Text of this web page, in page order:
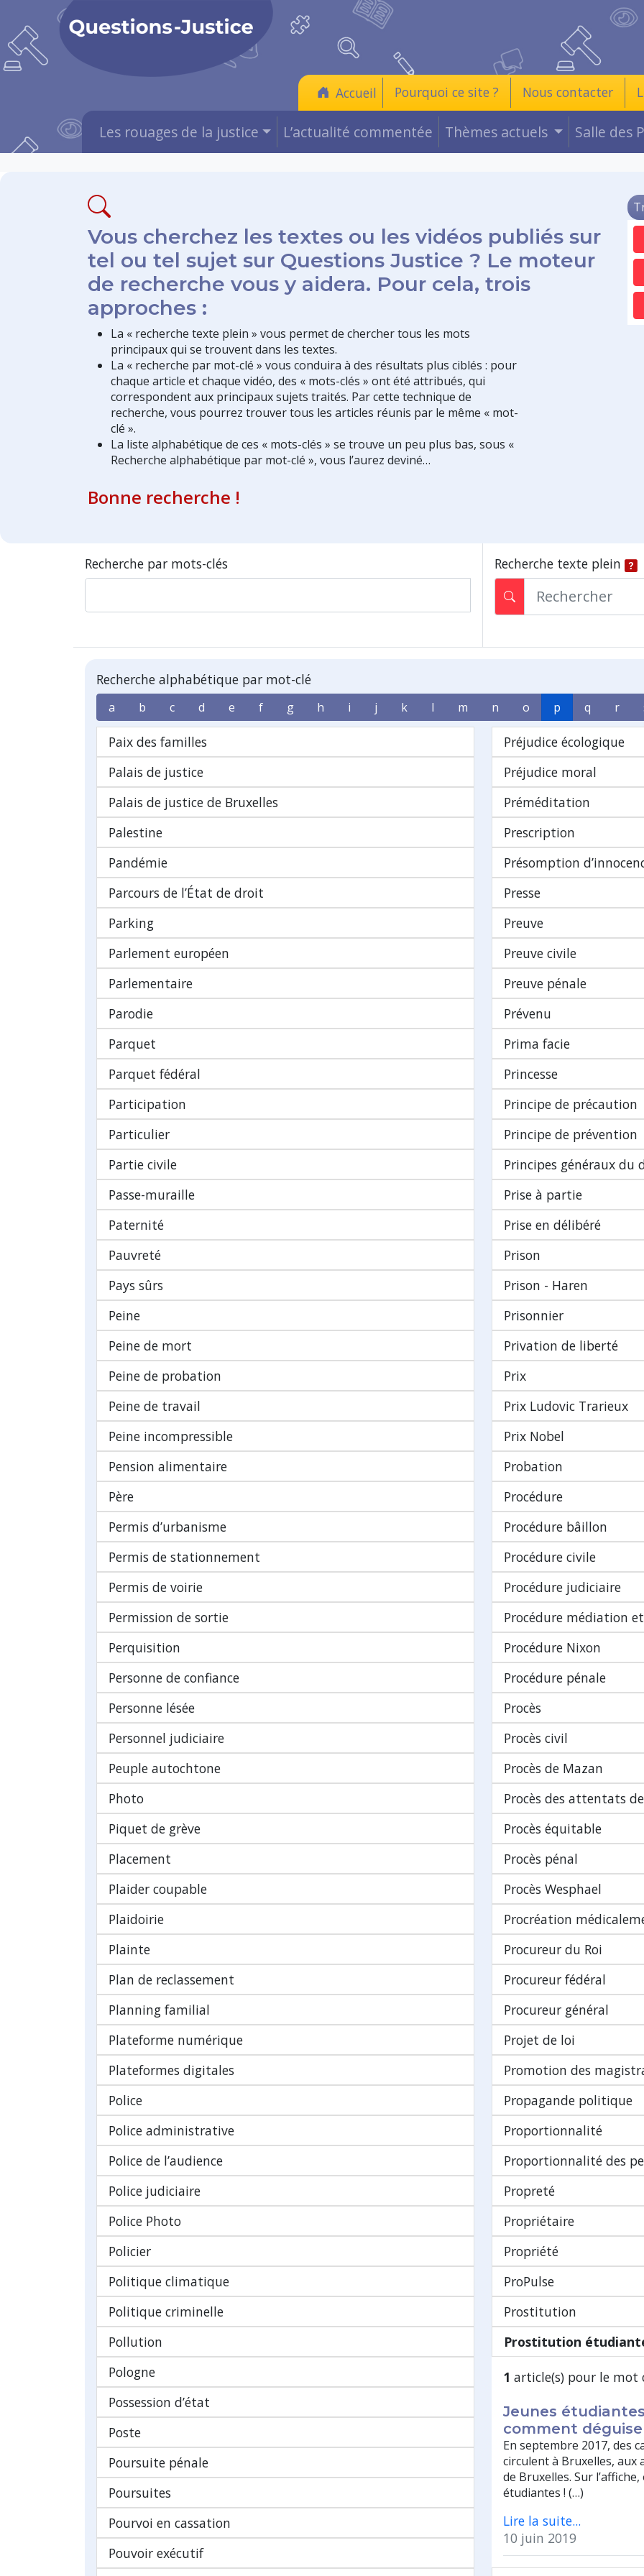
Accueil Pourquoi ce site ? Nous contacter
Les rouages de la justice L’actualité commentée Thèmes actuels Salle des
Vous cherchez les textes ou les vidéos publiés sur
tel ou tel sujet sur Questions Justice ? Le moteur
de recherche vous y aidera. Pour cela, trois
approches :
La « recherche texte plein » vous permet de chercher tous les mots
principaux qui se trouvent dans les textes.
La « recherche par mot-clé » vous conduira à des résultats plus ciblés : pour
chaque article et chaque vidéo, des « mots-clés » ont été attribués, qui
correspondent aux principaux sujets traités. Par cette technique de
recherche, vous pourrez trouver tous les articles réunis par le même « mot-
clé ».
La liste alphabétique de ces « mots-clés » se trouve un peu plus bas, sous «
Recherche alphabétique par mot-clé », vous l’aurez deviné…
Bonne recherche !
Recherche par mots-clés Recherche texte plein
Recherche alphabétique par mot-clé
a b c d e f g h i j k l m n o p q r
Paix des familles
Palais de justice
Palais de justice de Bruxelles
Palestine
Pandémie
Parcours de l’État de droit
Parking
Parlement européen
Parlementaire
Parodie
Parquet
Parquet fédéral
Participation
Particulier
Partie civile
Passe-muraille
Paternité
Pauvreté
Pays sûrs
Peine
Peine de mort
Peine de probation
Peine de travail
Peine incompressible
Pension alimentaire
Père
Permis d’urbanisme
Permis de stationnement
Permis de voirie
Permission de sortie
Perquisition
Personne de confiance
Personne lésée
Personnel judiciaire
Peuple autochtone
Photo
Piquet de grève
Placement
Plaider coupable
Plaidoirie
Plainte
Plan de reclassement
Planning familial
Plateforme numérique
Plateformes digitales
Police
Police administrative
Police de l’audience
Police judiciaire
Police Photo
Policier
Politique climatique
Politique criminelle
Pollution
Pologne
Possession d’état
Poste
Poursuite pénale
Poursuites
Pourvoi en cassation
Pouvoir exécutif
Préjudice écologique
Préjudice moral
Préméditation
Prescription
Présomption
Presse
Preuve
Preuve civile
Preuve pénale
Prévenu
Prima facie
Princesse
Principe de précaution
Principe de prévention
Principes généraux du
Prise à partie
Prise en délibéré
Prison
Prison - Haren
Prisonnier
Privation de liberté
Prix
Prix Ludovic Trarieux
Prix Nobel
Probation
Procédure
Procédure bâillon
Procédure civile
Procédure judiciaire
Procédure médiation
Procédure Nixon
Procédure pénale
Procès
Procès civil
Procès de Mazan
Procès des attentats
Procès équitable
Procès pénal
Procès Wesphael
Procréation
Procureur du Roi
Procureur fédéral
Procureur général
Projet de loi
Promotion des
Propagande politique
Proportionnalité
Proportionnalité des
Propreté
Propriétaire
Propriété
ProPulse
Prostitution
Prostitution
1 article(s) pour le mot
Jeunes
comment
En septembre 2017, des
circulent à Bruxelles, aux
de Bruxelles. Sur
étudiantes ! (…)
Lire la suite...
10 juin 2019